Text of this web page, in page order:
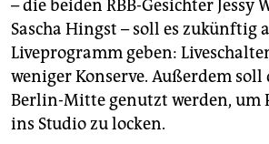
– die beiden RBB-Gesichter Jessy
Sascha Hingst – soll es zukünftig
Liveprogramm geben:
weniger Konserve. Außerdem
Berlin-Mitte genutzt werden, um
ins Studio zu locken.